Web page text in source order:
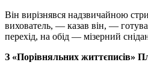
Він вирізнявся надзвичайною
вихователь, — казав він, —
перехід, на обід — мізерний
З «Порівняльних життєписів»